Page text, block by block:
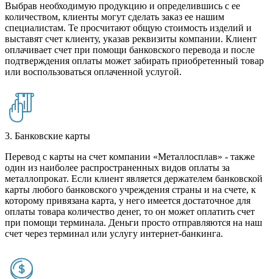
Выбрав необходимую продукцию и определившись с ее
количеством, клиенты могут сделать заказ ее нашим
специалистам. Те просчитают общую стоимость изделий и
выставят счет клиенту, указав реквизиты компании. Клиент
оплачивает счет при помощи банковского перевода и после
подтверждения оплаты может забирать приобретенный товар
или воспользоваться оплаченной услугой.
3. Банковские карты
Перевод с карты на счет компании «Металлосплав» - также
один из наиболее распространенных видов оплаты за
металлопрокат. Если клиент является держателем банковской
карты любого банковского учреждения страны и на счете, к
которому привязана карта, у него имеется достаточное для
оплаты товара количество денег, то он может оплатить счет
при помощи терминала. Деньги просто отправляются на наш
счет через терминал или услугу интернет-банкинга.